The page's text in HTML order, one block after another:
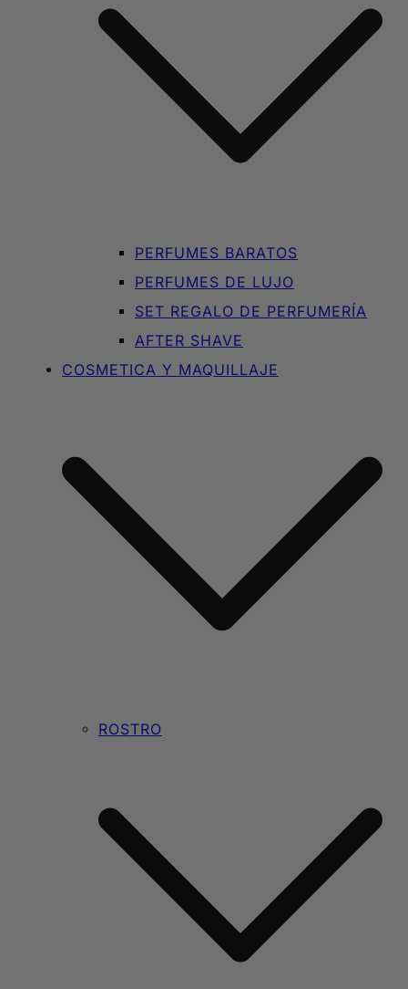
PERFUMES BARATOS
PERFUMES DE LUJO
SET REGALO DE PERFUMERÍA
AFTER SHAVE
COSMETICA Y MAQUILLAJE
ROSTRO